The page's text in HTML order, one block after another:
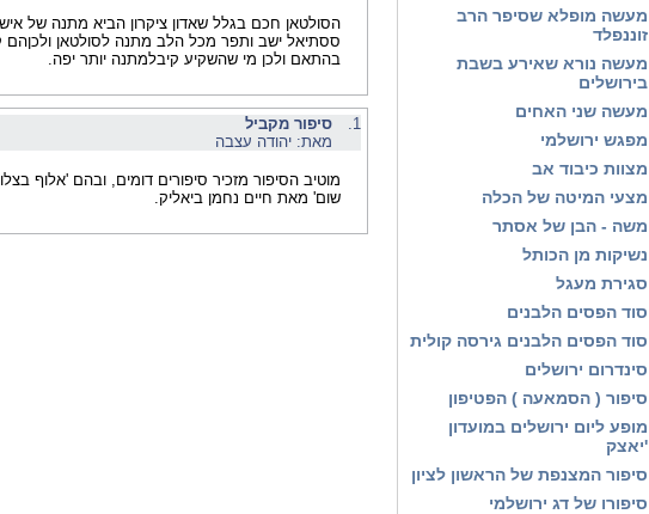
מעשה מופלא שסיפר הרב
זוננפלד
מעשה נורא שאירע בשבת
בירושלים
מעשה שני האחים
מפגש ירושלמי
מצוות כיבוד אב
מצעי המיטה של הכלה
משה - הבן של אסתר
נשיקות מן הכותל
סגירת מעגל
סוד הפסים הלבנים
סוד הפסים הלבנים גירסה קולית
סינדרום ירושלים
סיפור ( הסמאעה ) הפטיפון
מופע ליום ירושלים במועדון
'יאצק
סיפור המצנפת של הראשון לציון
סיפורו של דג ירושלמי
הסולטאן חכם בגלל שאדון ציקרון הביא מתנה של
ססתיאל ישב ותפר מכל הלב מתנה לסולטאן ולכןהם
בהתאם ולכן מי שהשקיע קיבלמתנה יותר יפה.
1.
סיפור מקביל
מאת: יהודה עצבה
מוטיב הסיפור מזכיר סיפורים דומים, ובהם 'אלוף
שום' מאת חיים נחמן ביאליק.